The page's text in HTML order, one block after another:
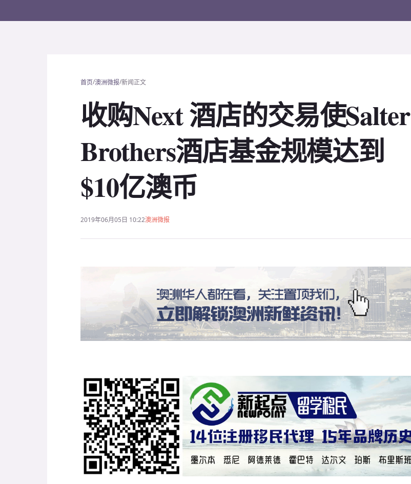
首页/澳洲微报/新闻正文
收购Next 酒店的交易使Salter
Brothers酒店基金规模达到
$10亿澳币
2019年06月05日 10:22澳洲微报